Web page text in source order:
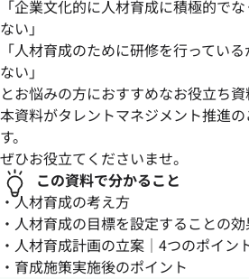
「企業文化的に人材育成に積極的で
ない」
「人材育成のために研修を行ってい
ない」
とお悩みの方におすすめなお役立ち資
本資料がタレントマネジメント推進
す。
ぜひお役立てくださいませ。
この資料で分かること
・人材育成の考え方
・人材育成の目標を設定することの
・人材育成計画の立案｜4つのポイン
・育成施策実施後のポイント